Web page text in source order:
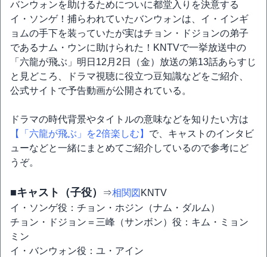
バンウォンを助けるためについに都堂入りを決意する
イ・ソンゲ！捕らわれていたバンウォンは、イ・インギ
ョムの手下を装っていたが実はチョン・ドジョンの弟子
であるナム・ウンに助けられた！KNTVで一挙放送中の
「六龍が飛ぶ」明日12月2日（金）放送の第13話あらすじ
と見どころ、ドラマ視聴に役立つ豆知識などをご紹介、
公式サイトで予告動画が公開されている。
ドラマの時代背景やタイトルの意味などを知りたい方は
【「六龍が飛ぶ」を2倍楽しむ】 で、キャストのインタビ
ューなどと一緒にまとめてご紹介しているので参考にど
うぞ。
■キャスト（子役） ⇒相関図 KNTV
イ・ソンゲ役：チョン・ホジン（ナム・ダルム）
チョン・ドジョン＝三峰（サンボン）役：キム・ミョン
ミン
イ・バンウォン役：ユ・アイン